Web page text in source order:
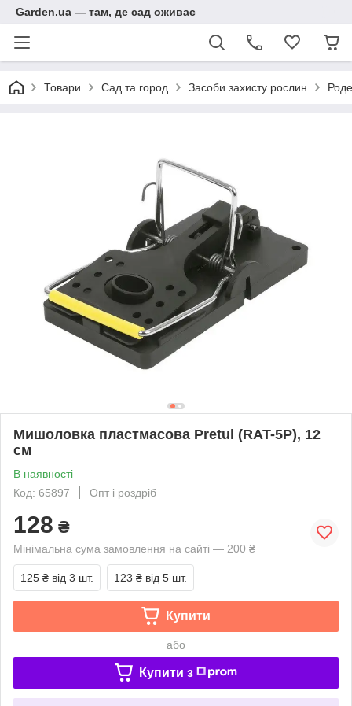
Garden.ua — там, де сад оживає
Товари Сад та город Засоби захисту рослин
Мишоловка пластмасова Pretul (RAT-5P), 12
см
В наявності
Код: 65897
Опт і роздріб
128 ₴
Мінімальна сума замовлення на сайті — 200 ₴
125 ₴ від 3 шт. 123 ₴ від 5 шт.
Купити
або
Купити з